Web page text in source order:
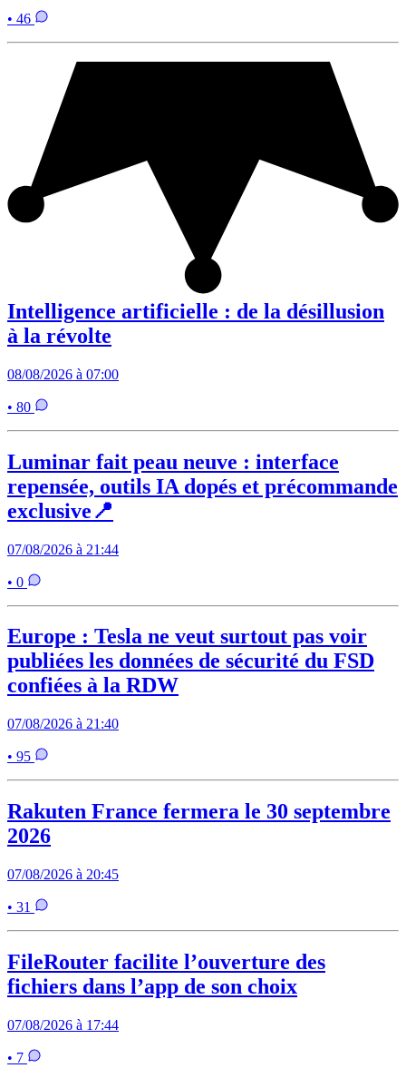
• 46
Intelligence artificielle : de la désillusion
à la révolte
08/08/2026 à 07:00
• 80
Luminar fait peau neuve : interface
repensée, outils IA dopés et précommande
exclusive📍
07/08/2026 à 21:44
• 0
Europe : Tesla ne veut surtout pas voir
publiées les données de sécurité du FSD
confiées à la RDW
07/08/2026 à 21:40
• 95
Rakuten France fermera le 30 septembre
2026
07/08/2026 à 20:45
• 31
FileRouter facilite l’ouverture des
fichiers dans l’app de son choix
07/08/2026 à 17:44
• 7